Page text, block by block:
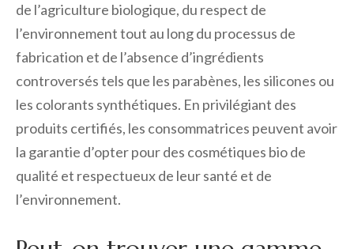
de l’agriculture biologique, du respect de
l’environnement tout au long du processus de
fabrication et de l’absence d’ingrédients
controversés tels que les parabènes, les silicones ou
les colorants synthétiques. En privilégiant des
produits certifiés, les consommatrices peuvent avoir
la garantie d’opter pour des cosmétiques bio de
qualité et respectueux de leur santé et de
l’environnement.